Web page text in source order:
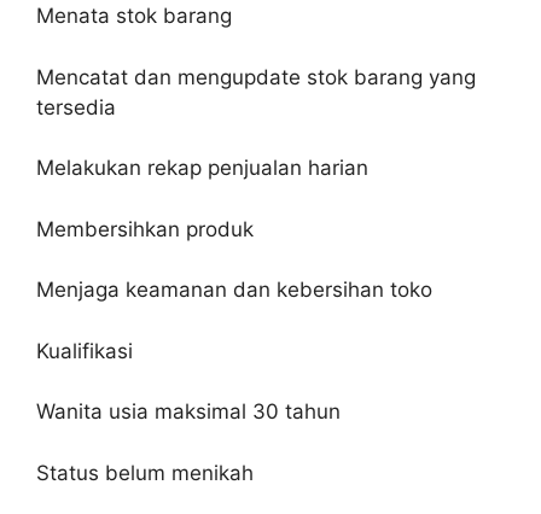
Menata stok barang
Mencatat dan mengupdate stok barang yang
tersedia
Melakukan rekap penjualan harian
Membersihkan produk
Menjaga keamanan dan kebersihan toko
Kualifikasi
Wanita usia maksimal 30 tahun
Status belum menikah